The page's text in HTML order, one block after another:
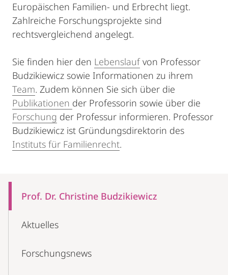
Europäischen Familien- und Erbrecht liegt.
Zahlreiche Forschungsprojekte sind
rechtsvergleichend angelegt.
Sie finden hier den Lebenslaufvon Professor
Budzikiewicz sowie Informationen zu ihrem
Team. Zudem können Sie sich über die
Publikationen der Professorin sowie über die
Forschung der Professur informieren. Professor
Budzikiewicz ist Gründungsdirektorin des
Instituts für Familienrecht.
NavigationProf. Dr. Christine Budzikiewicz
Aktuelles
Forschungsnews